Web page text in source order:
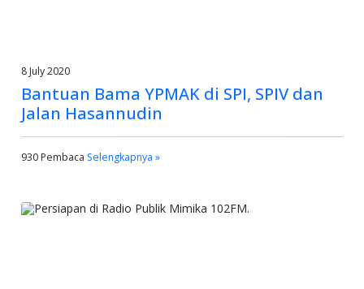
8 July 2020
Bantuan Bama YPMAK di SPI, SPIV dan
Jalan Hasannudin
930 Pembaca Selengkapnya »